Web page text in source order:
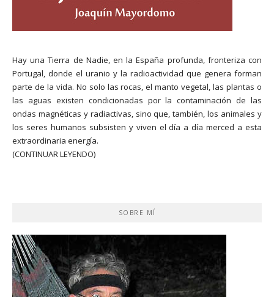
Hay una Tierra de Nadie, en la España profunda, fronteriza con
Portugal, donde el uranio y la radioactividad que genera forman
parte de la vida. No solo las rocas, el manto vegetal, las plantas o
las aguas existen condicionadas por la contaminación de las
ondas magnéticas y radiactivas, sino que, también, los animales y
los seres humanos subsisten y viven el día a día merced a esta
extraordinaria energía.
(CONTINUAR LEYENDO)
SOBRE MÍ